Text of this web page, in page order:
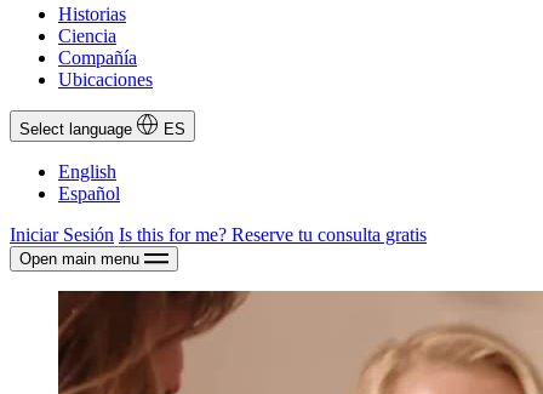
Historias
Ciencia
Compañía
Ubicaciones
Select language ES
English
Español
Iniciar Sesión Is this for me? Reserve tu consulta gratis
Open main menu